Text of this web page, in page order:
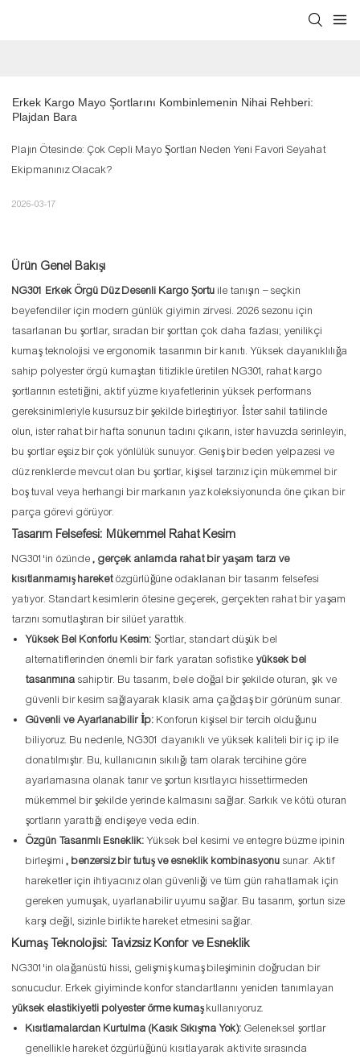
Erkek Kargo Mayo Şortlarını Kombinlemenin Nihai Rehberi:
Plajdan Bara
Plajın Ötesinde: Çok Cepli Mayo Şortları Neden Yeni Favori Seyahat
Ekipmanınız Olacak?
2026-03-17
Ürün Genel Bakışı
NG301 Erkek Örgü Düz Desenli Kargo Şortu ile tanışın – seçkin
beyefendiler için modern günlük giyimin zirvesi. 2026 sezonu için
tasarlanan bu şortlar, sıradan bir şorttan çok daha fazlası; yenilikçi
kumaş teknolojisi ve ergonomik tasarımın bir kanıtı. Yüksek dayanıklılığa
sahip polyester örgü kumaştan titizlikle üretilen NG301, rahat kargo
şortlarının estetiğini, aktif yüzme kıyafetlerinin yüksek performans
gereksinimleriyle kusursuz bir şekilde birleştiriyor. İster sahil tatilinde
olun, ister rahat bir hafta sonunun tadını çıkarın, ister havuzda serinleyin,
bu şortlar eşsiz bir çok yönlülük sunuyor. Geniş bir beden yelpazesi ve
düz renklerde mevcut olan bu şortlar, kişisel tarzınız için mükemmel bir
boş tuval veya herhangi bir markanın yaz koleksiyonunda öne çıkan bir
parça görevi görüyor.
Tasarım Felsefesi: Mükemmel Rahat Kesim
NG301'in özünde, gerçek anlamda rahat bir yaşam tarzı ve
kısıtlanmamış hareketözgürlüğüne odaklanan bir tasarım felsefesi
yatıyor. Standart kesimlerin ötesine geçerek, gerçekten rahat bir yaşam
tarzını somutlaştıran bir silüet yarattık.
Yüksek Bel Konforlu Kesim: Şortlar, standart düşük bel
alternatiflerinden önemli bir fark yaratan sofistike yüksek bel
tasarımına sahiptir. Bu tasarım, bele doğal bir şekilde oturan, şık ve
güvenli bir kesim sağlayarak klasik ama çağdaş bir görünüm sunar.
Güvenli ve Ayarlanabilir İp: Konforun kişisel bir tercih olduğunu
biliyoruz. Bu nedenle, NG301 dayanıklı ve yüksek kaliteli bir iç ip ile
donatılmıştır. Bu, kullanıcının sıkılığı tam olarak tercihine göre
ayarlamasına olanak tanır ve şortun kısıtlayıcı hissettirmeden
mükemmel bir şekilde yerinde kalmasını sağlar. Sarkık ve kötü oturan
şortların yarattığı endişeye veda edin.
Özgün Tasarımlı Esneklik: Yüksek bel kesimi ve entegre büzme ipinin
birleşimi, benzersiz bir tutuş ve esneklik kombinasyonu sunar. Aktif
hareketler için ihtiyacınız olan güvenliği ve tüm gün rahatlamak için
gereken yumuşak, uyarlanabilir uyumu sağlar. Bu tasarım, şortun size
karşı değil, sizinle birlikte hareket etmesini sağlar.
Kumaş Teknolojisi: Tavizsiz Konfor ve Esneklik
NG301'in olağanüstü hissi, gelişmiş kumaş bileşiminin doğrudan bir
sonucudur. Erkek giyiminde konfor standartlarını yeniden tanımlayan
yüksek elastikiyetli polyester örme kumaşkullanıyoruz.
Kısıtlamalardan Kurtulma (Kasık Sıkışma Yok): Geleneksel şortlar
genellikle hareket özgürlüğünü kısıtlayarak aktivite sırasında